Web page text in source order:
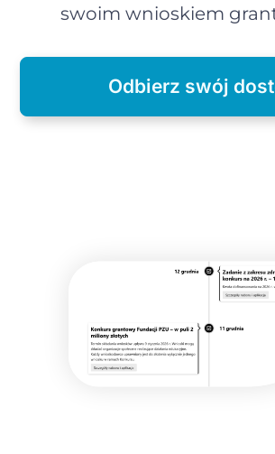
swoim wnioskiem
Odbierz swój